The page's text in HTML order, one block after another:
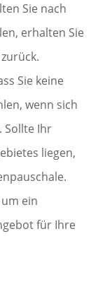
Sie nach
erhalten Sie
Sie keine
wenn sich
Sollte Ihr
liegen,
ein
für Ihre